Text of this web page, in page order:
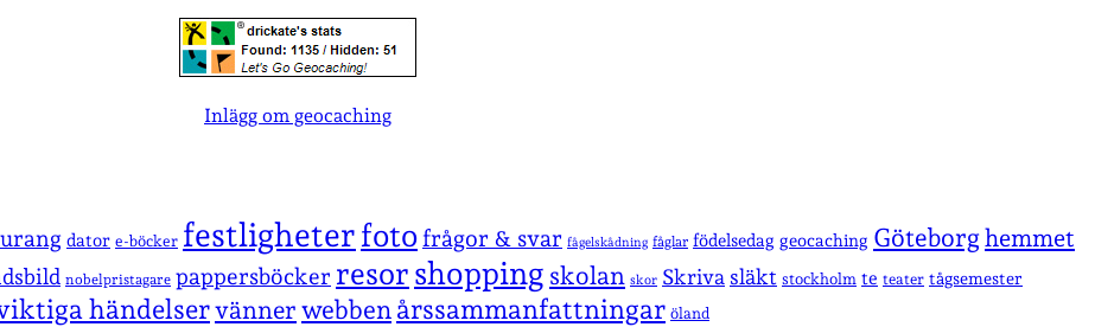
Inlägg om geocaching
dator e-böcker festligheterfotofrågor & svar fågelskådning fåglar födelsedag geocaching Göteborghemmet
nobelpristagare pappersböcker resor shopping skolan skor Skriva släkt stockholm te teater tågsemester
händelservänner webben årssammanfattningar öland